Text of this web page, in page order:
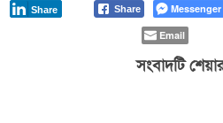
Share Messenger
Share
Email
সংবাদটি